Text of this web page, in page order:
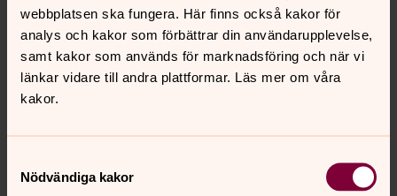
webbplatsen ska fungera. Här finns också kakor för
analys och kakor som förbättrar din användarupplevelse,
samt kakor som används för marknadsföring och när vi
länkar vidare till andra plattformar. Läs mer om våra
kakor.
Nödvändiga kakor
Synpunkter eller frågor på sidans
innehåll?